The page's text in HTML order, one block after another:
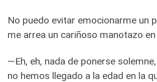
No puedo evitar emocionarme un
me arrea un cariñoso manotazo
—Eh, eh, nada de ponerse
no hemos llegado a la edad en la